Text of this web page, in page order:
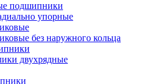
подшипники
упорные
без наружного кольца
двухрядные